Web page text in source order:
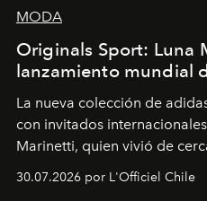
MODA
Originals Sport: Luna
lanzamiento mundial
La nueva colección de
con invitados
Marinetti, quien vivió de
30.07.2026 por L'Officiel Chile